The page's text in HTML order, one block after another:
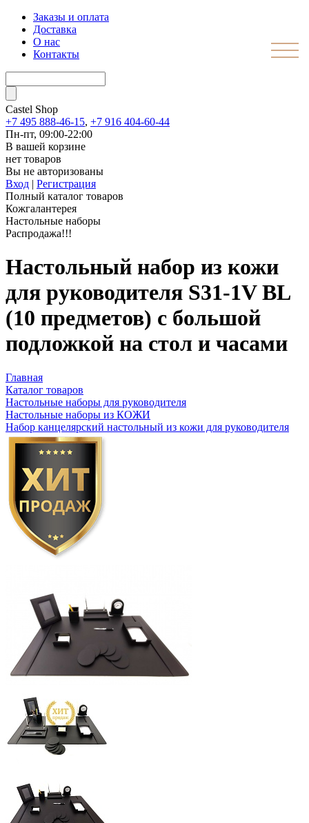
Заказы и оплата
Доставка
О нас
Контакты
Castel Shop
+7 495 888-46-15, +7 916 404-60-44
Пн-пт, 09:00-22:00
В вашей корзине
нет товаров
Вы не авторизованы
Вход | Регистрация
Полный каталог товаров
Кожгалантерея
Настольные наборы
Распродажа!!!
Настольный набор из кожи
для руководителя S31-1V BL
(10 предметов) с большой
подложкой на стол и часами
Главная
Каталог товаров
Настольные наборы для руководителя
Настольные наборы из КОЖИ
Набор канцелярский настольный из кожи для руководителя